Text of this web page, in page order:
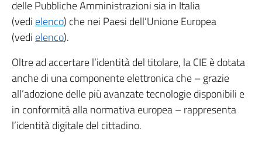
delle Pubbliche Amministrazioni sia in Italia
(vedi elenco) che nei Paesi dell’Unione Europea
(vedi elenco).
Oltre ad accertare l’identità del titolare, la CIE è dotata
anche di una componente elettronica che – grazie
all’adozione delle più avanzate tecnologie disponibili e
in conformità alla normativa europea – rappresenta
l’identità digitale del cittadino.